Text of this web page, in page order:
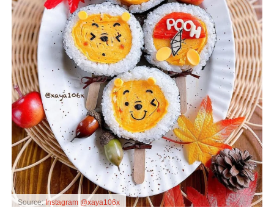
Source:Instagram @xaya106x